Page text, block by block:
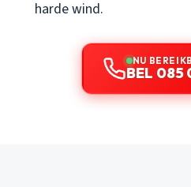
harde wind.
NU
BEL 085